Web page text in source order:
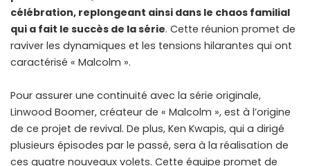
célébration, replongeant ainsi dans le chaos familial
qui a fait le succès de la série. Cette réunion promet de
raviver les dynamiques et les tensions hilarantes qui ont
caractérisé « Malcolm ».
Pour assurer une continuité avec la série originale,
Linwood Boomer, créateur de « Malcolm », est à l’origine
de ce projet de revival. De plus, Ken Kwapis, qui a dirigé
plusieurs épisodes par le passé, sera à la réalisation de
ces quatre nouveaux volets. Cette équipe promet de